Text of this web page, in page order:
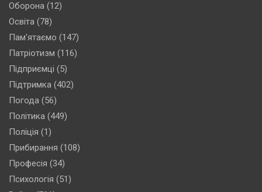
Оборона (12)
Освіта (78)
Пам'ятаємо (147)
Патріотизм (116)
Підприємці (5)
Підтримка (402)
Погода (56)
Політика (449)
Поліція (1)
Прибирання (108)
Професія (34)
Психологія (51)